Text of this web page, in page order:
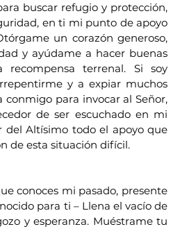
buscar refugio y protección,
en ti mi punto de apoyo
un corazón generoso,
y ayúdame a hacer buenas
recompensa terrenal. Si soy
y a expiar muchos
conmigo para invocar al Señor,
de ser escuchado en mi
del Altísimo todo el apoyo que
de esta situación difícil.
conoces mi pasado, presente
para ti – Llena el vacío de
y esperanza. Muéstrame tu